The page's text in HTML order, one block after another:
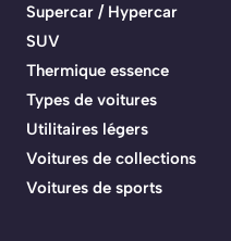
Supercar / Hypercar
SUV
Thermique essence
Types de voitures
Utilitaires légers
Voitures de collections
Voitures de sports